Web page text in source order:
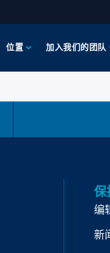
位置 加入我们的团队
保
编
新